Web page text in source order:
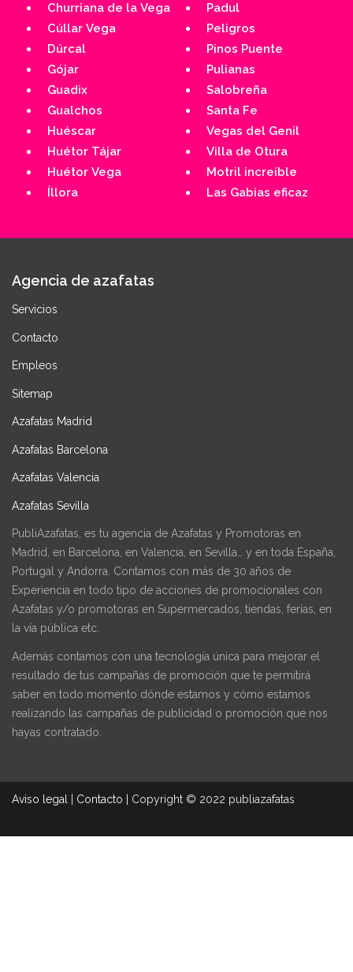
Churriana de la Vega
Cúllar Vega
Dúrcal
Gójar
Guadix
Gualchos
Huéscar
Huétor Tájar
Huétor Vega
Íllora
Padul
Peligros
Pinos Puente
Pulianas
Salobreña
Santa Fe
Vegas del Genil
Villa de Otura
Motril increíble
Las Gabias eficaz
Agencia de azafatas
Servicios
Contacto
Empleos
Sitemap
Azafatas Madrid
Azafatas Barcelona
Azafatas Valencia
Azafatas Sevilla
PubliAzafatas, es tu agencia de Azafatas y Promotoras en
Madrid, en Barcelona, en Valencia, en Sevilla… y en toda España,
Portugal y Andorra. Contamos con más de 30 años de
Experiencia en todo tipo de acciones de promocionales con
Azafatas y/o promotoras en Supermercados, tiendas, ferias, en
la vía pública etc.
Además contamos con una tecnología única para mejorar el
resultado de tus campañas de promoción que te permitirá
saber en todo momento dónde estamos y cómo estamos
realizando las campañas de publicidad o promoción que nos
hayas contratado.
Aviso legal Contacto Copyright © 2022 publiazafatas